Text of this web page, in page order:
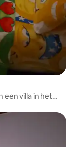
een villa in het